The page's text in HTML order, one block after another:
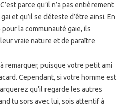
parce qu’il n’a pas entièrement
et qu’il se déteste d’être ainsi. En
la communauté gaie, ils
vraie nature et de paraître
remarquer, puisque votre petit ami
Cependant, si votre homme est
qu’il regarde les autres
tu sors avec lui, sois attentif à